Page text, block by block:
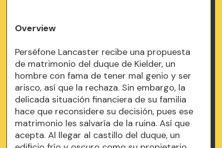
Overview
Perséfone Lancaster recibe una propuesta
de matrimonio del duque de Kielder, un
hombre con fama de tener mal genio y ser
arisco, así que la rechaza. Sin embargo, la
delicada situación financiera de su familia
hace que reconsidere su decisión, pues ese
matrimonio les salvaría de la ruina. Así que
acepta. Al llegar al castillo del duque, un